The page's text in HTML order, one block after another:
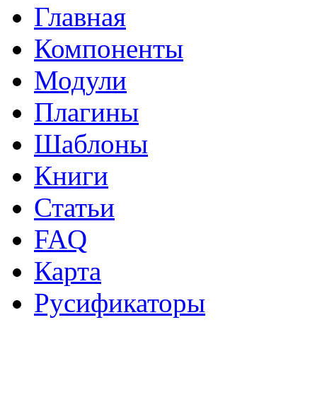
Главная
Компоненты
Модули
Плагины
Шаблоны
Книги
Статьи
FAQ
Карта
Русификаторы